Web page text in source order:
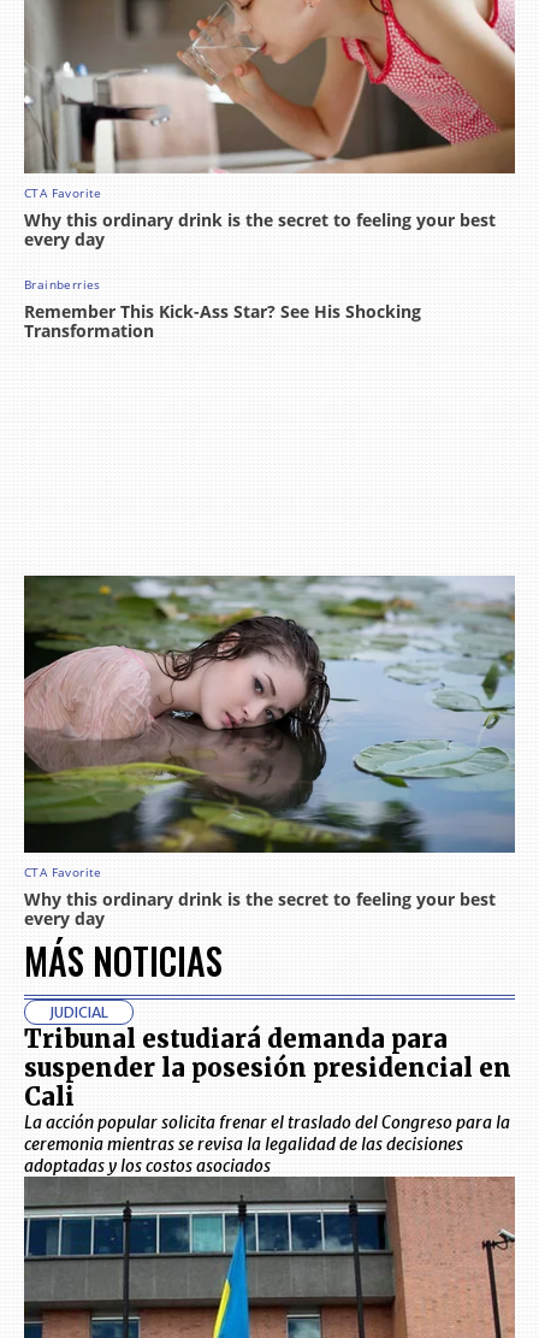
MÁS NOTICIAS
JUDICIAL
Tribunal estudiará demanda para
suspender la posesión presidencial en
Cali
La acción popular solicita frenar el traslado del Congreso para la
ceremonia mientras se revisa la legalidad de las decisiones
adoptadas y los costos asociados